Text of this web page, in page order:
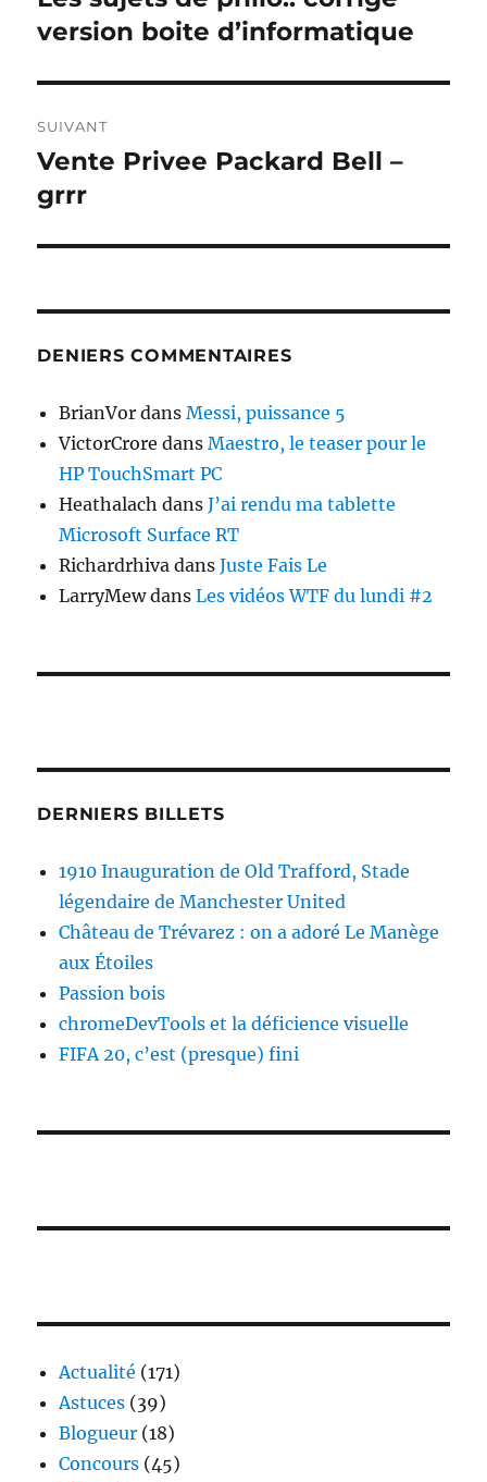
l’article
précédente :
version boite d’informatique
SUIVANT
Publication
suivante :
Vente Privee Packard Bell –
grrr
DENIERS COMMENTAIRES
BrianVor dansMessi, puissance 5
VictorCrore dansMaestro, le teaser pour le
HP TouchSmart PC
Heathalach dansJ’ai rendu ma tablette
Microsoft Surface RT
Richardrhiva dansJuste Fais Le
LarryMewdansLes vidéos WTF du lundi #2
DERNIERS BILLETS
1910 Inauguration de Old Trafford, Stade
légendaire de Manchester United
Château de Trévarez : on a adoré Le Manège
aux Étoiles
Passion bois
chromeDevTools et la déficience visuelle
FIFA 20, c’est (presque) fini
Actualité (171)
Astuces (39)
Blogueur (18)
Concours (45)